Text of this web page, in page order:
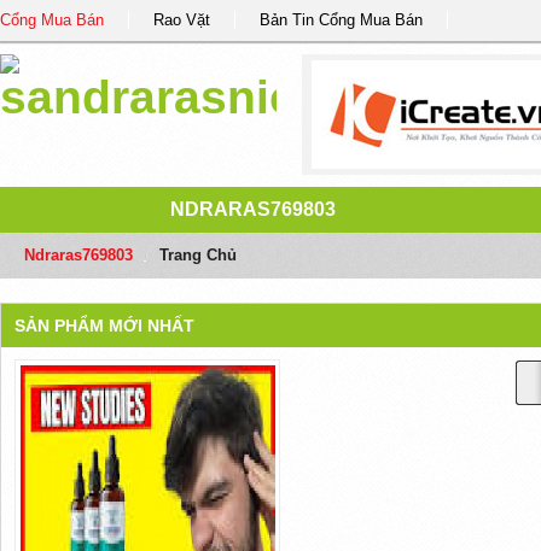
Cổng Mua Bán Rao Vặt Bản Tin Cổng Mua Bán
NDRARAS769803
Ndraras769803 Trang Chủ
SẢN PHẨM MỚI NHẤT